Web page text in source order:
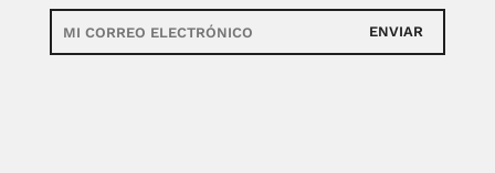
ENVIAR